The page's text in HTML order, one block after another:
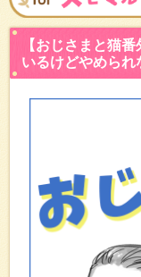
【おじ
いる